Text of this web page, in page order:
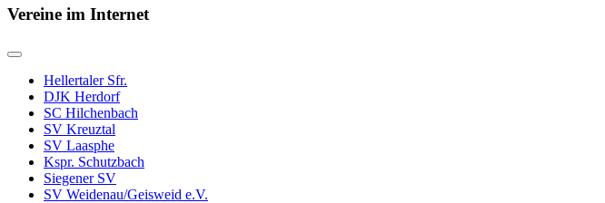
Vereine im Internet
Hellertaler Sfr.
DJK Herdorf
SC Hilchenbach
SV Kreuztal
SV Laasphe
Kspr. Schutzbach
Siegener SV
SV Weidenau/Geisweid e.V.